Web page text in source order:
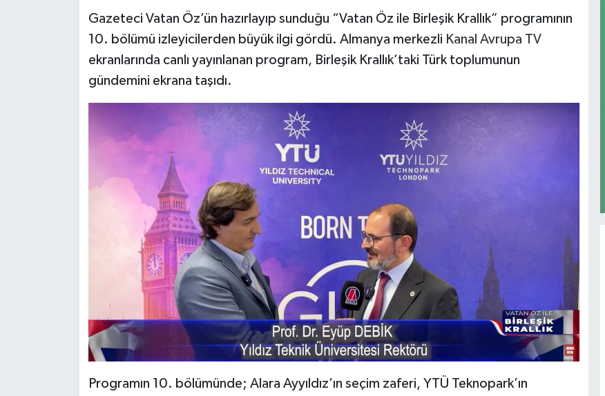
Gazeteci Vatan Öz’ün hazırlayıp sunduğu “Vatan Öz ile Birleşik Krallık” programının
10. bölümü izleyicilerden büyük ilgi gördü. Almanya merkezli Kanal Avrupa TV
ekranlarında canlı yayınlanan program, Birleşik Krallık’taki Türk toplumunun
gündemini ekrana taşıdı.
Programın 10. bölümünde; Alara Ayyıldız’ın seçim zaferi, YTÜ Teknopark’ın